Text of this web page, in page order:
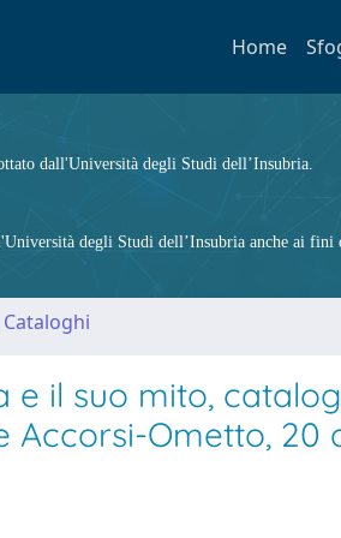
Home
dall'Università degli Studi dell’Insubria.
degli Studi dell’Insubria anche ai fini
e il suo mito,
Accorsi-Ometto, 20